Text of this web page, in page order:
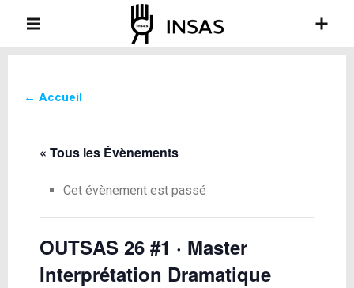
← Accueil
« Tous les Évènements
Cet évènement est passé
OUTSAS 26 #1 · Master
Interprétation Dramatique